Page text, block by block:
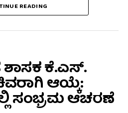
READING
ಕೆ.ಎಸ್.
ಆಯ್ಕೆ:
ಸಂಭ್ರಮ ಆಚರಣೆ